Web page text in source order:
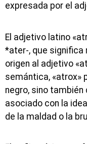
expresada por el
El adjetivo latino
*ater-, que significa
origen al adjetivo
semántica, «atrox»
negro, sino
asociado con la
de la maldad o la